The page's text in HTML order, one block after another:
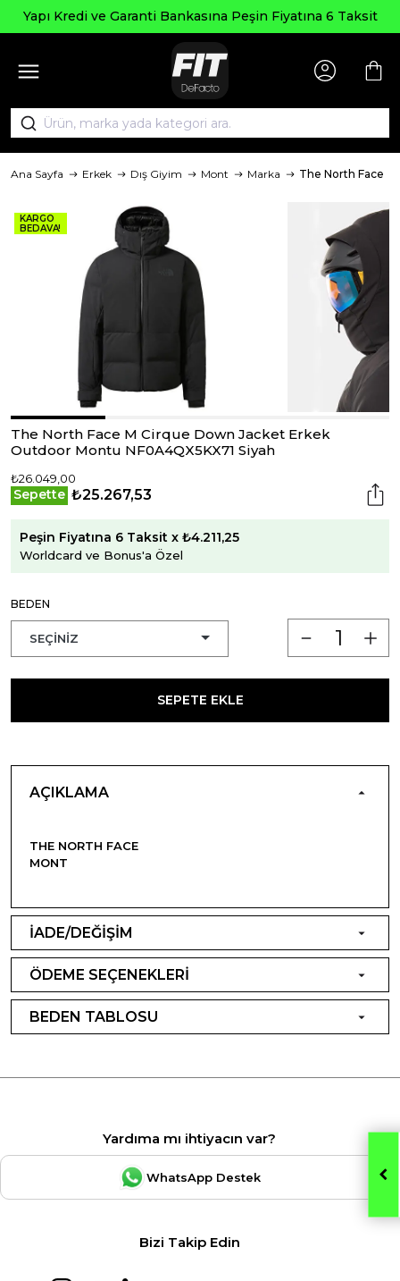
Yapı Kredi ve Garanti Bankasına Peşin Fiyatına 6 Taksit
Ana Sayfa Erkek Dış Giyim Mont Marka The North Face
KARGO
BEDAVA!
The North Face M Cirque Down Jacket Erkek
Outdoor Montu NF0A4QX5KX71 Siyah
₺26.049,00
Sepette ₺25.267,53
Peşin Fiyatına 6 Taksit x ₺4.211,25
Worldcard ve Bonus'a Özel
BEDEN
SEPETE EKLE
AÇIKLAMA
THE NORTH FACE
MONT
İADE/DEĞİŞİM
ÖDEME SEÇENEKLERİ
BEDEN TABLOSU
Yardıma mı ihtiyacın var?
WhatsApp Destek
Bizi Takip Edin